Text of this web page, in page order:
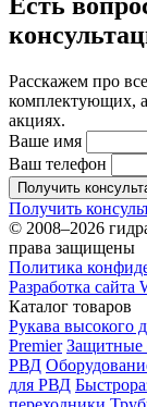
Расскажем про
комплектующих,
акциях.
Ваше имя
Ваш телефон
Получить
Получить
© 2008–2026
права защищены
Политика
Разработка сайта
Каталог товаров
Рукава высокого
Premier Защитные
РВД
для РВД